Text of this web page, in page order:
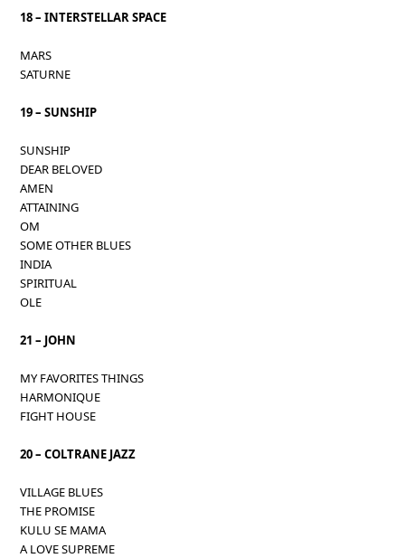
18 – INTERSTELLAR SPACE
MARS
SATURNE
19 – SUNSHIP
SUNSHIP
DEAR BELOVED
AMEN
ATTAINING
OM
SOME OTHER BLUES
INDIA
SPIRITUAL
OLE
21 – JOHN
MY FAVORITES THINGS
HARMONIQUE
FIGHT HOUSE
20 – COLTRANE JAZZ
VILLAGE BLUES
THE PROMISE
KULU SE MAMA
A LOVE SUPREME